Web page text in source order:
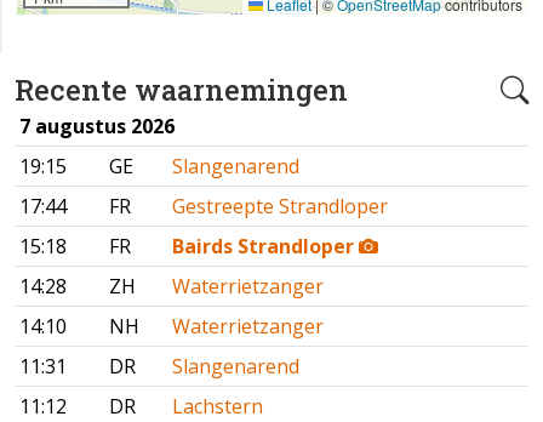
Recente waarnemingen
7 augustus 2026
19:15
GE
Slangenarend
17:44
FR
Gestreepte Strandloper
15:18
FR
Bairds Strandloper
14:28
ZH
Waterrietzanger
14:10
NH
Waterrietzanger
11:31
DR
Slangenarend
11:12
DR
Lachstern
Leaflet |©OpenStreetMapcontributors